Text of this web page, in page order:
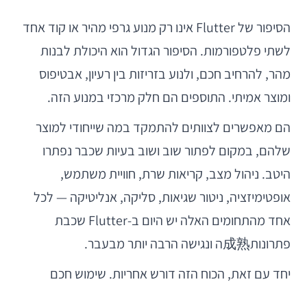
הסיפור של Flutter אינו רק מנוע גרפי מהיר או קוד אחד
לשתי פלטפורמות. הסיפור הגדול הוא היכולת לבנות
מהר, להרחיב חכם, ולנוע בזריזות בין רעיון, אבטיפוס
ומוצר אמיתי. התוספים הם חלק מרכזי במנוע הזה.
הם מאפשרים לצוותים להתמקד במה שייחודי למוצר
שלהם, במקום לפתור שוב ושוב בעיות שכבר נפתרו
היטב. ניהול מצב, קריאות שרת, חוויית משתמש,
אופטימיזציה, ניטור שגיאות, סליקה, אנליטיקה — לכל
אחד מהתחומים האלה יש היום ב-Flutter שכבת
פתרונות成熟ה ונגישה הרבה יותר מבעבר.
יחד עם זאת, הכוח הזה דורש אחריות. שימוש חכם